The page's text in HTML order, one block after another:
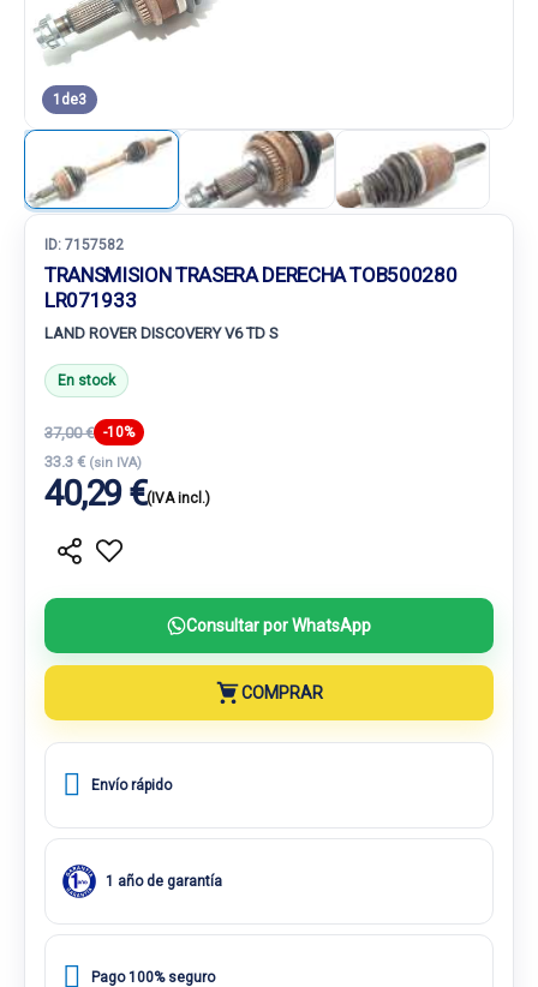
1 de3
ID: 7157582
TRANSMISION TRASERA DERECHA TOB500280
LR071933
LAND ROVER DISCOVERY V6 TD S
En stock
37,00 € -10%
33.3 € (sin IVA)
40,29 €(IVA incl.)
Consultar por WhatsApp
COMPRAR
Envío rápido
1 año de garantía
Pago 100% seguro